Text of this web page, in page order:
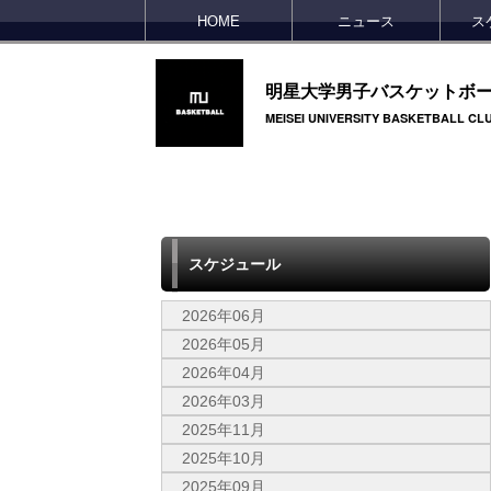
HOME ニュース ス
明星大学男子バスケットボ
MEISEI UNIVERSITY BASKETBALL
スケジュール
2026年06月
2026年05月
2026年04月
2026年03月
2025年11月
2025年10月
2025年09月